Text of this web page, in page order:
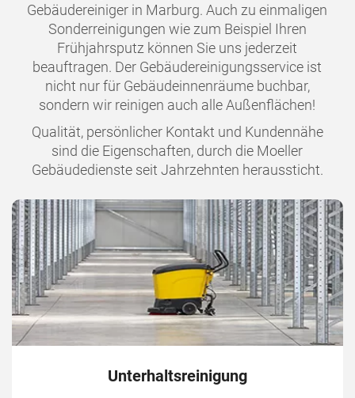
Gebäudereiniger in Marburg. Auch zu einmaligen
Sonderreinigungen wie zum Beispiel Ihren
Frühjahrsputz können Sie uns jederzeit
beauftragen. Der Gebäudereinigungsservice ist
nicht nur für Gebäudeinnenräume buchbar,
sondern wir reinigen auch alle Außenflächen!
Qualität, persönlicher Kontakt und Kundennähe
sind die Eigenschaften, durch die Moeller
Gebäudedienste seit Jahrzehnten heraussticht.
Unterhaltsreinigung